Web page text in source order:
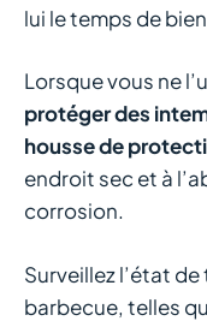
lui le temps de
Lorsque vous ne
protéger des
housse de
endroit sec et à
corrosion.
Surveillez l’état
barbecue, telles